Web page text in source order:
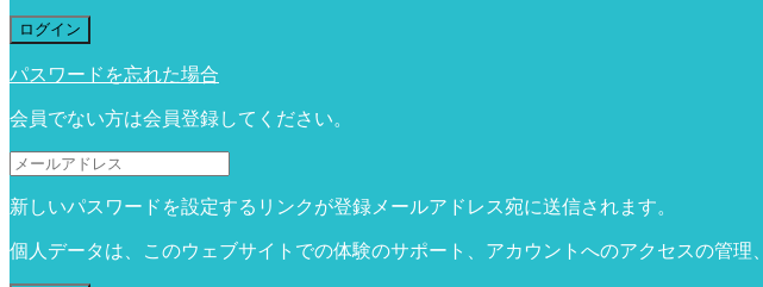
ログイン
パスワードを忘れた場合
会員でない方は会員登録してください。
新しいパスワードを設定するリンクが登録メールアドレス宛に送信されます。
個人データは、このウェブサイトでの体験のサポート、アカウントへのアクセスの管理、